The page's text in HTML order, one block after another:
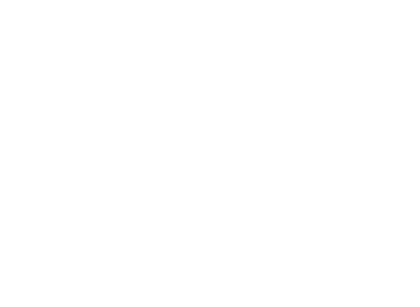
tunsori, desene de colorat, poze cu modele de manichiuri!❤️